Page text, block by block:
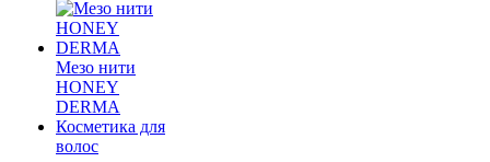
Мезо нити
HONEY
DERMA
Косметика для
волос